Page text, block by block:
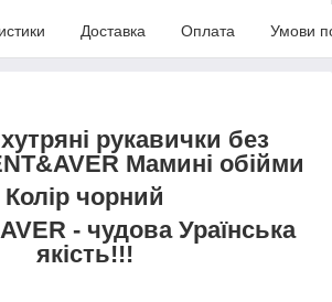
Доставка Оплата Умови
рукавички без
Мамині обійми
Колір чорний
- чудова Ураїнська
якість!!!